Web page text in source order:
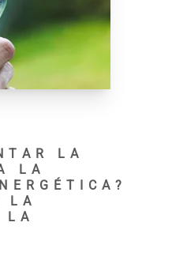
LA
LA
LA
LA